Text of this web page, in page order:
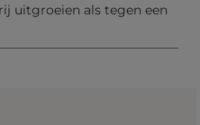
uitgroeien als tegen een